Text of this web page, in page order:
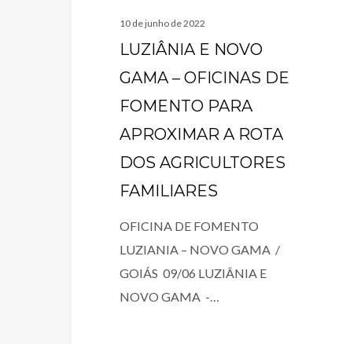
10 de junho de 2022
LUZIÂNIA E NOVO
GAMA – OFICINAS DE
FOMENTO PARA
APROXIMAR A ROTA
DOS AGRICULTORES
FAMILIARES
OFICINA DE FOMENTO
LUZIANIA – NOVO GAMA /
GOIÁS 09/06 LUZIÂNIA E
NOVO GAMA -…